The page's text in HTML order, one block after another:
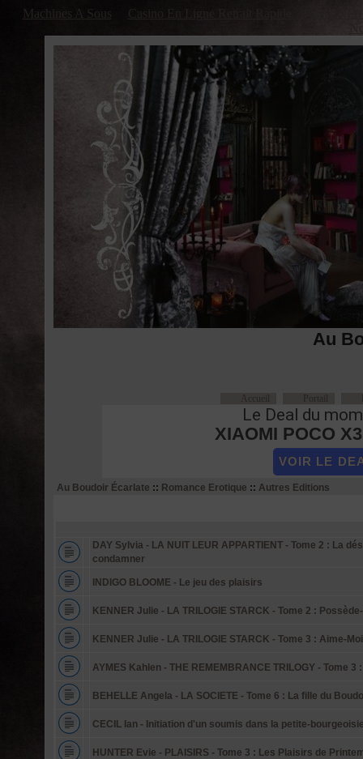
Machines A Sous
Au
Accueil Portail
Le Deal du
XIAOMI POCO
VOIR LE
Au Boudoir Écarlate :: Romance Erotique :: Autres Editions
DAY Sylvia - LA NUIT LEUR APPARTIENT - Tome 2 : La
condamner
INDIGO BLOOME - Le jeu des plaisirs
KENNER Julie - LA TRILOGIE STARCK - Tome 2 :
KENNER Julie - LA TRILOGIE STARCK - Tome 3 : Aime-Moi
AYMES Kahlen - THE REMEMBRANCE TRILOGY - Tome
BEHELLE Angela - LA SOCIETE - Tome 6 : La fille du
CECIL Ian - Initiation d'un soumis dans la petite-
HUNTER Evie - PLAISIRS - Tome 3 : Les Plaisirs de